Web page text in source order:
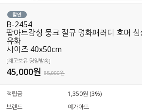
B-2454
팝아트감성 뭉크 절규 명화패러디 호머
유화
사이즈 40x50cm
[재고보유 당일발송]
45,000원85,000원
적립금
1,350원 (3%)
브랜드
예가아트